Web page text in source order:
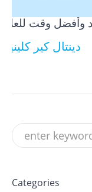
وأفضل وقت للعلاج
دينتال كير كلينيك
Categories